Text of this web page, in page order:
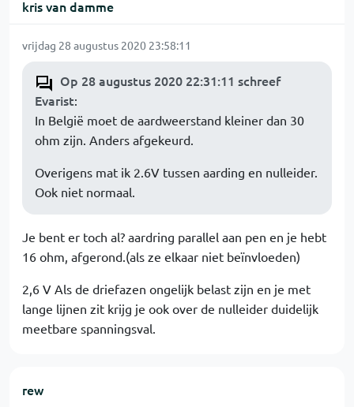
kris van damme
vrijdag 28 augustus 2020 23:58:11
Op 28 augustus 2020 22:31:11 schreef
Evarist:
In België moet de aardweerstand kleiner dan 30
ohm zijn. Anders afgekeurd.
Overigens mat ik 2.6V tussen aarding en nulleider.
Ook niet normaal.
Je bent er toch al? aardring parallel aan pen en je hebt
16 ohm, afgerond.(als ze elkaar niet beïnvloeden)
2,6 V Als de driefazen ongelijk belast zijn en je met
lange lijnen zit krijg je ook over de nulleider duidelijk
meetbare spanningsval.
rew